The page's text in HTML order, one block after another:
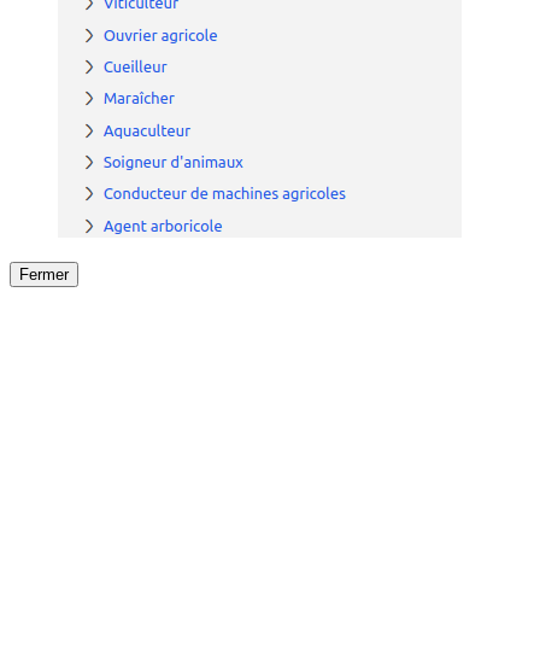
Fermer